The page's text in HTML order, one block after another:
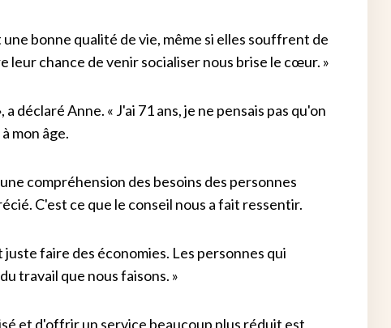
bonne qualité de vie, même si elles souffrent de
leur chance de venir socialiser nous brise le cœur. »
déclaré Anne. « J'ai 71 ans, je ne pensais pas qu'on
mon âge.
compréhension des besoins des personnes
C'est ce que le conseil nous a fait ressentir.
faire des économies. Les personnes qui
travail que nous faisons. »
et d'offrir un service beaucoup plus réduit est